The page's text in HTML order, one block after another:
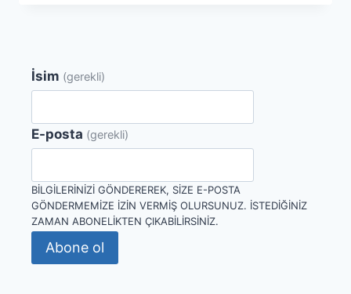
İsim (gerekli)
E-posta (gerekli)
BILGILERINIZI GÖNDEREREK, SIZE E-POSTA
GÖNDERMEMIZE IZIN VERMIŞ OLURSUNUZ. İSTEDIĞINIZ
ZAMAN ABONELIKTEN ÇIKABILIRSINIZ.
Abone ol